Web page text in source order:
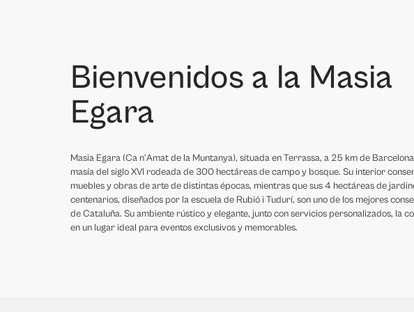
Bienvenidos a la Masia
Egara
Masia Egara (Ca n'Amat de la Muntanya), situada en Terrassa, a 25 km de
masía del siglo XVI rodeada de 300 hectáreas de campo y bosque. Su interior
muebles y obras de arte de distintas épocas, mientras que sus 4 hectáreas de
centenarios, diseñados por la escuela de Rubió i Tudurí, son uno de los mejores
de Cataluña. Su ambiente rústico y elegante, junto con servicios personalizados, la
en un lugar ideal para eventos exclusivos y memorables.